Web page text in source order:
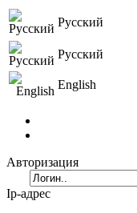
Русский
Русский
English
Авторизация
Ip-адрес